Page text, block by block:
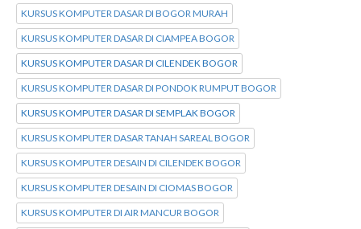
KURSUS KOMPUTER DASAR DI BOGOR MURAH
KURSUS KOMPUTER DASAR DI CIAMPEA BOGOR
KURSUS KOMPUTER DASAR DI CILENDEK BOGOR
KURSUS KOMPUTER DASAR DI PONDOK RUMPUT BOGOR
KURSUS KOMPUTER DASAR DI SEMPLAK BOGOR
KURSUS KOMPUTER DASAR TANAH SAREAL BOGOR
KURSUS KOMPUTER DESAIN DI CILENDEK BOGOR
KURSUS KOMPUTER DESAIN DI CIOMAS BOGOR
KURSUS KOMPUTER DI AIR MANCUR BOGOR